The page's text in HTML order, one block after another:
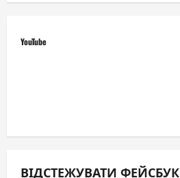
YouTube
ВІДСТЕЖУВАТИ ФЕЙСБУК